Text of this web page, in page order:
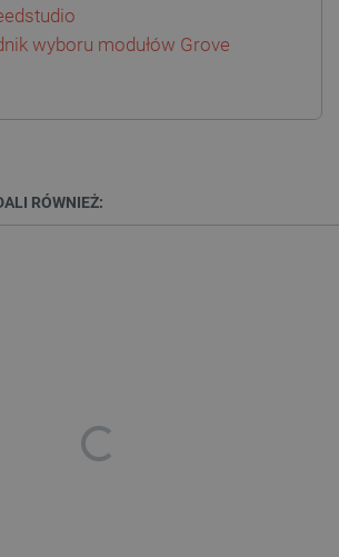
wyboru modułów Grove
RÓWNIEŻ:
[abcdef0123456789]{32}